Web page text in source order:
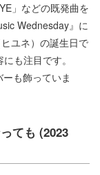
」などの既発曲を
Wednesday』に
ユネ）の誕生日で
も注目です。
ーも飾っていま
ても (2023